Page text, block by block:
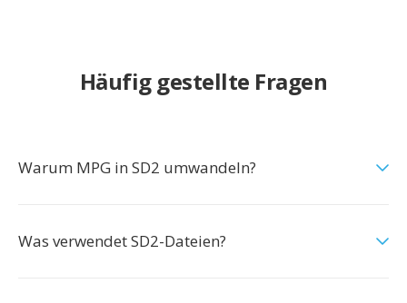
Häufig gestellte Fragen
Warum MPG in SD2 umwandeln?
Was verwendet SD2-Dateien?